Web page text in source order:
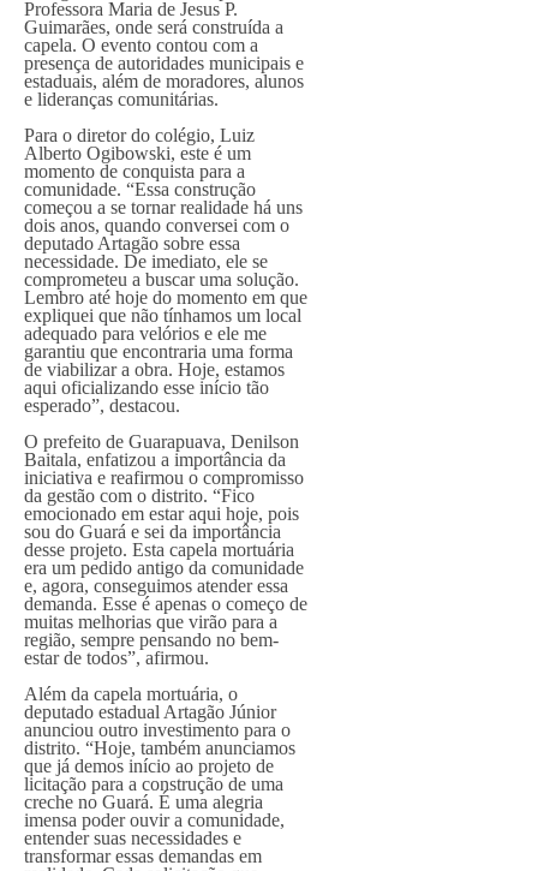
Professora Maria de Jesus P.
Guimarães, onde será construída a
capela. O evento contou com a
presença de autoridades municipais e
estaduais, além de moradores, alunos
e lideranças comunitárias.
Para o diretor do colégio, Luiz
Alberto Ogibowski, este é um
momento de conquista para a
comunidade. “Essa construção
começou a se tornar realidade há uns
dois anos, quando conversei com o
deputado Artagão sobre essa
necessidade. De imediato, ele se
comprometeu a buscar uma solução.
Lembro até hoje do momento em que
expliquei que não tínhamos um local
adequado para velórios e ele me
garantiu que encontraria uma forma
de viabilizar a obra. Hoje, estamos
aqui oficializando esse início tão
esperado”, destacou.
O prefeito de Guarapuava, Denilson
Baitala, enfatizou a importância da
iniciativa e reafirmou o compromisso
da gestão com o distrito. “Fico
emocionado em estar aqui hoje, pois
sou do Guará e sei da importância
desse projeto. Esta capela mortuária
era um pedido antigo da comunidade
e, agora, conseguimos atender essa
demanda. Esse é apenas o começo de
muitas melhorias que virão para a
região, sempre pensando no bem-
estar de todos”, afirmou.
Além da capela mortuária, o
deputado estadual Artagão Júnior
anunciou outro investimento para o
distrito. “Hoje, também anunciamos
que já demos início ao projeto de
licitação para a construção de uma
creche no Guará. É uma alegria
imensa poder ouvir a comunidade,
entender suas necessidades e
transformar essas demandas em